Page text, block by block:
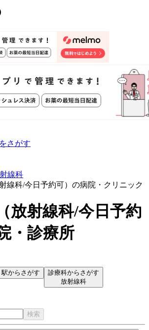
さがす
線科
線科/今日予約可）の病院・クリニック
（放射線科/今日予約
・診療所
駅からさがす
診療科からさがす
放射線科
検索